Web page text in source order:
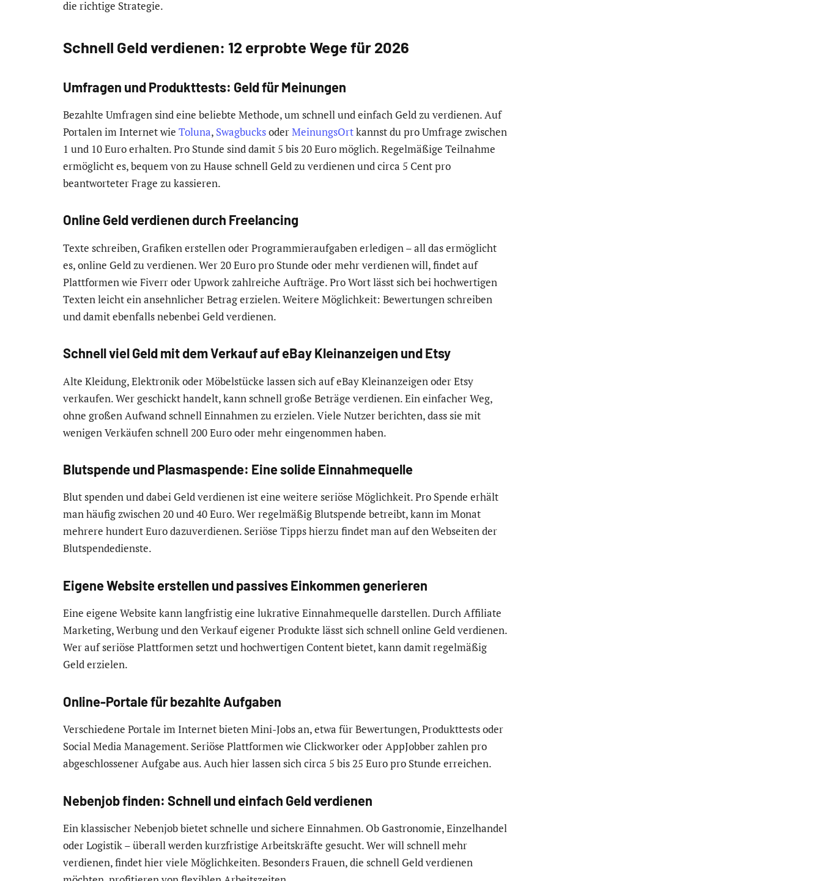
die richtige Strategie.
Schnell Geld verdienen: 12 erprobte Wege für 2026
Umfragen und Produkttests: Geld für Meinungen
Bezahlte Umfragen sind eine beliebte Methode, um schnell und einfach Geld zu verdienen. Auf
Portalen im Internet wie Toluna, SwagbucksoderMeinungsOrtkannst du pro Umfrage zwischen
1 und 10 Euro erhalten. Pro Stunde sind damit 5 bis 20 Euro möglich. Regelmäßige Teilnahme
ermöglicht es, bequem von zu Hause schnell Geld zu verdienen und circa 5 Cent pro
beantworteter Frage zu kassieren.
Online Geld verdienen durch Freelancing
Texte schreiben, Grafiken erstellen oder Programmieraufgaben erledigen – all das ermöglicht
es, online Geld zu verdienen. Wer 20 Euro pro Stunde oder mehr verdienen will, findet auf
Plattformen wie Fiverr oder Upwork zahlreiche Aufträge. Pro Wort lässt sich bei hochwertigen
Texten leicht ein ansehnlicher Betrag erzielen. Weitere Möglichkeit: Bewertungen schreiben
und damit ebenfalls nebenbei Geld verdienen.
Schnell viel Geld mit dem Verkauf auf eBay Kleinanzeigen und Etsy
Alte Kleidung, Elektronik oder Möbelstücke lassen sich auf eBay Kleinanzeigen oder Etsy
verkaufen. Wer geschickt handelt, kann schnell große Beträge verdienen. Ein einfacher Weg,
ohne großen Aufwand schnell Einnahmen zu erzielen. Viele Nutzer berichten, dass sie mit
wenigen Verkäufen schnell 200 Euro oder mehr eingenommen haben.
Blutspende und Plasmaspende: Eine solide Einnahmequelle
Blut spenden und dabei Geld verdienen ist eine weitere seriöse Möglichkeit. Pro Spende erhält
man häufig zwischen 20 und 40 Euro. Wer regelmäßig Blutspende betreibt, kann im Monat
mehrere hundert Euro dazuverdienen. Seriöse Tipps hierzu findet man auf den Webseiten der
Blutspendedienste.
Eigene Website erstellen und passives Einkommen generieren
Eine eigene Website kann langfristig eine lukrative Einnahmequelle darstellen. Durch Affiliate
Marketing, Werbung und den Verkauf eigener Produkte lässt sich schnell online Geld verdienen.
Wer auf seriöse Plattformen setzt und hochwertigen Content bietet, kann damit regelmäßig
Geld erzielen.
Online-Portale für bezahlte Aufgaben
Verschiedene Portale im Internet bieten Mini-Jobs an, etwa für Bewertungen, Produkttests oder
Social Media Management. Seriöse Plattformen wie Clickworker oder AppJobber zahlen pro
abgeschlossener Aufgabe aus. Auch hier lassen sich circa 5 bis 25 Euro pro Stunde erreichen.
Nebenjob finden: Schnell und einfach Geld verdienen
Ein klassischer Nebenjob bietet schnelle und sichere Einnahmen. Ob Gastronomie, Einzelhandel
oder Logistik – überall werden kurzfristige Arbeitskräfte gesucht. Wer will schnell mehr
verdienen, findet hier viele Möglichkeiten. Besonders Frauen, die schnell Geld verdienen